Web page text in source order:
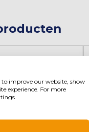
to improve our website, show
experience. For more